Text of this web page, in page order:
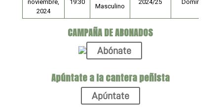
noviembre,
2024
19:30
Masculino
2024/25 Domingo
CAMPAÑA DE ABONADOS
Abónate
Apúntate a la cantera peñista
Apúntate